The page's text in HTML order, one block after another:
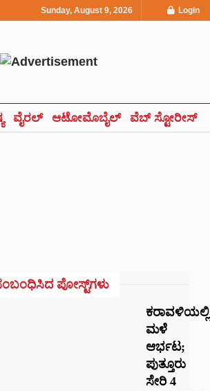
Sunday, August 9, 2026 Login
ವೈರಲ್ ಆಟೋಮೊಬೈಲ್ ವೆಬ್ ಸ್ಟೋರೀಸ್
ಪೋಸ್ಟ್‌ಗಳು
ಕರಾವಳಿಯಲ್ಲಿ
ಮಳೆ
ಆರ್ಭಟ;
ಪುತ್ತೂರು
ಸೇರಿ 4